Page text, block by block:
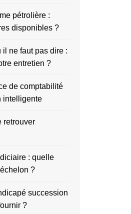
pétrolière :
disponibles ?
ne faut pas dire :
entretien ?
de comptabilité
intelligente
retrouver
: quelle
?
succession
?